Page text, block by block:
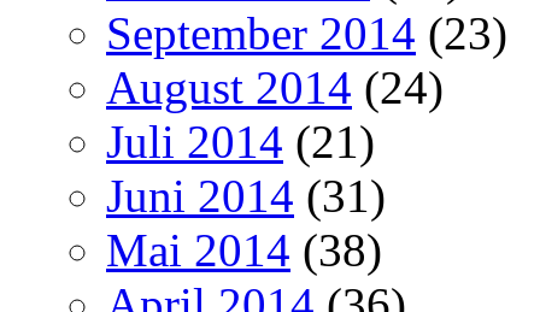
September 2014 (23)
August 2014 (24)
Juli 2014 (21)
Juni 2014 (31)
Mai 2014 (38)